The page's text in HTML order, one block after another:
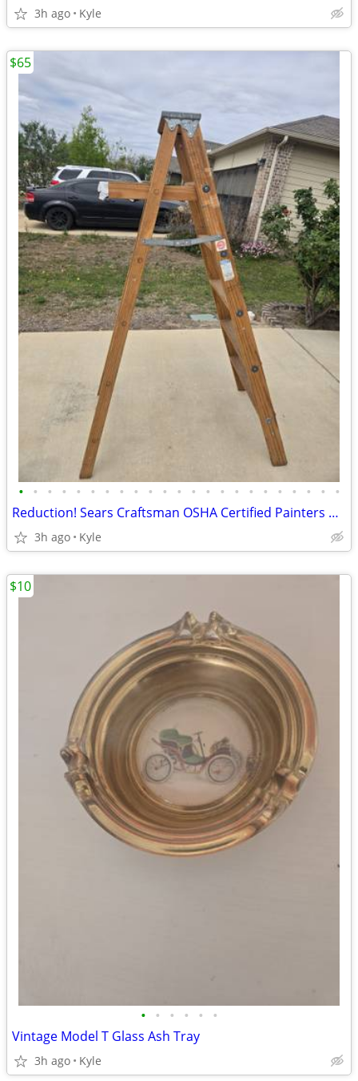
3h ago Kyle
• • • • • • • • • • • • • • • • • • • • • • •
Reduction! Sears Craftsman OSHA Certified Painters Wood Ladder
3h ago Kyle
$65
• • • • • •
Vintage Model T Glass Ash Tray
3h ago Kyle
$10